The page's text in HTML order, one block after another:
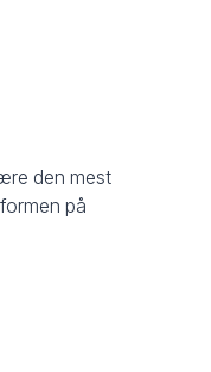
den mest
på